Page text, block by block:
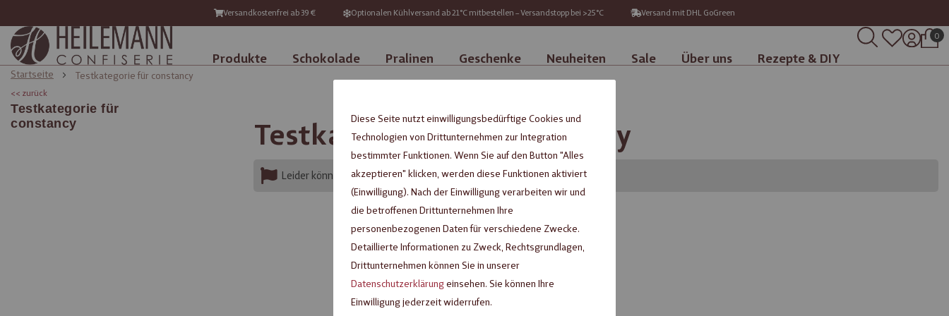
Versandkostenfrei ab 39 € Optionalen Kühlversand ab 21°C mitbestellen – Versandstopp bei >25°C Versand mit DHL GoGreen
Produkte Schokolade Pralinen Geschenke Neuheiten Sale Über uns Rezepte & DIY
0
Startseite Testkategorie für constancy
Testkategorie für constancy
Leider können wir keine passenden Produkte zu ihrer Auswahl finden.
<< zurück
Testkategorie für
constancy
Diese Seite nutzt einwilligungsbedürftige Cookies und
Technologien von Drittunternehmen zur Integration
bestimmter Funktionen. Wenn Sie auf den Button "Alles
akzeptieren" klicken, werden diese Funktionen aktiviert
(Einwilligung). Nach der Einwilligung verarbeiten wir und
die betroffenen Drittunternehmen Ihre
personenbezogenen Daten für verschiedene Zwecke.
Detaillierte Informationen zu Zweck, Rechtsgrundlagen,
Drittunternehmen können Sie in unserer
Datenschutzerklärungeinsehen. Sie können Ihre
Einwilligung jederzeit widerrufen.